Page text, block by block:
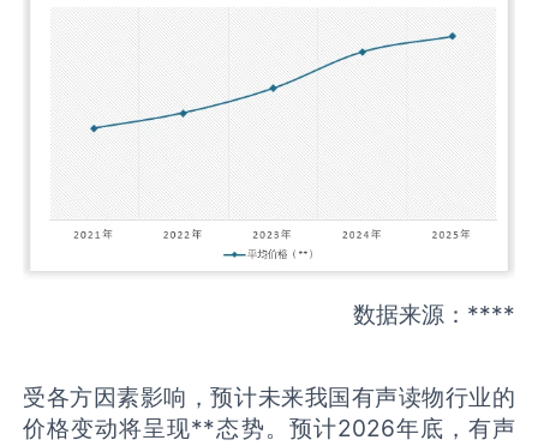
数据来源：****
受各方因素影响，预计未来我国有声读物行业的
价格变动将呈现**态势。预计2026年底，有声